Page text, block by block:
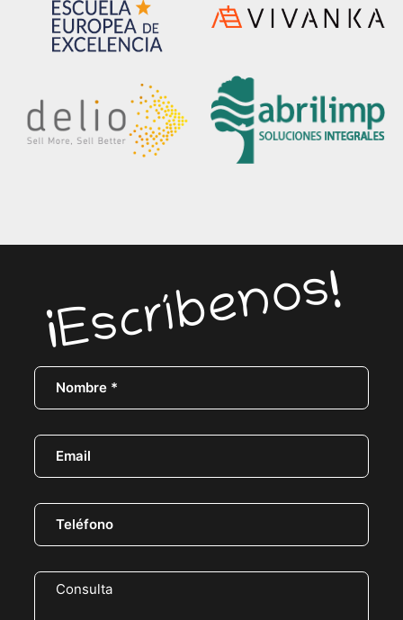
¡Escríbenos!